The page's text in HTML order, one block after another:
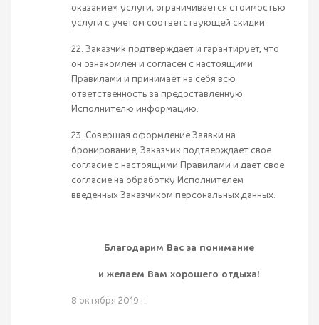
оказанием услуги, ограничивается стоимостью
услуги с учетом соответствующей скидки.
22. Заказчик подтверждает и гарантирует, что
он ознакомлен и согласен с настоящими
Правилами и принимает на себя всю
ответственность за предоставленную
Исполнителю информацию.
23. Совершая оформление Заявки на
бронирование, Заказчик подтверждает свое
согласие с настоящими Правилами и дает свое
согласие на обработку Исполнителем
введенных Заказчиком персональных данных.
Благодарим Вас за понимание
и желаем Вам хорошего отдыха!
8 октября 2019 г.